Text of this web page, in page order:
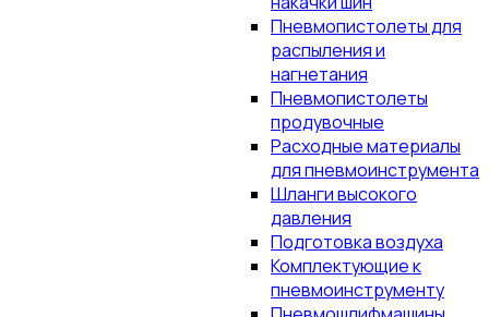
Пневмопистолеты для
распыления и
нагнетания
Пневмопистолеты
продувочные
Расходные материалы
для пневмоинструмента
Шланги высокого
давления
Подготовка воздуха
Комплектующие к
пневмоинструменту